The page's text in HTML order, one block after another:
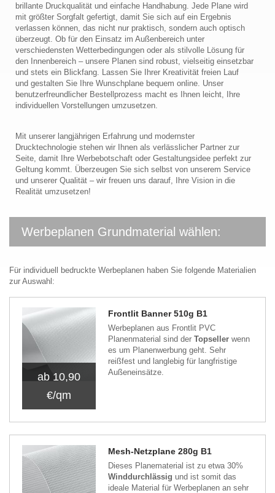
brillante Druckqualität und einfache Handhabung. Jede Plane wird
mit größter Sorgfalt gefertigt, damit Sie sich auf ein Ergebnis
verlassen können, das nicht nur praktisch, sondern auch optisch
überzeugt. Ob für den Einsatz im Außenbereich unter
verschiedensten Wetterbedingungen oder als stilvolle Lösung für
den Innenbereich – unsere Planen sind robust, vielseitig einsetzbar
und stets ein Blickfang. Lassen Sie Ihrer Kreativität freien Lauf
und gestalten Sie Ihre Wunschplane bequem online. Unser
benutzerfreundlicher Bestellprozess macht es Ihnen leicht, Ihre
individuellen Vorstellungen umzusetzen.
Mit unserer langjährigen Erfahrung und modernster
Drucktechnologie stehen wir Ihnen als verlässlicher Partner zur
Seite, damit Ihre Werbebotschaft oder Gestaltungsidee perfekt zur
Geltung kommt. Überzeugen Sie sich selbst von unserem Service
und unserer Qualität – wir freuen uns darauf, Ihre Vision in die
Realität umzusetzen!
Werbeplanen Grundmaterial wählen:
Für individuell bedruckte Werbeplanen haben Sie folgende Materialien
zur Auswahl:
ab 10,90
€/qm
Frontlit Banner 510g B1
Werbeplanen aus Frontlit PVC
Planenmaterial sind der Topseller wenn
es um Planenwerbung geht. Sehr
reißfest und langlebig für langfristige
Außeneinsätze.
Mesh-Netzplane 280g B1
Dieses Planematerial ist zu etwa 30%
Winddurchlässig und ist somit das
ideale Material für Werbeplanen an sehr